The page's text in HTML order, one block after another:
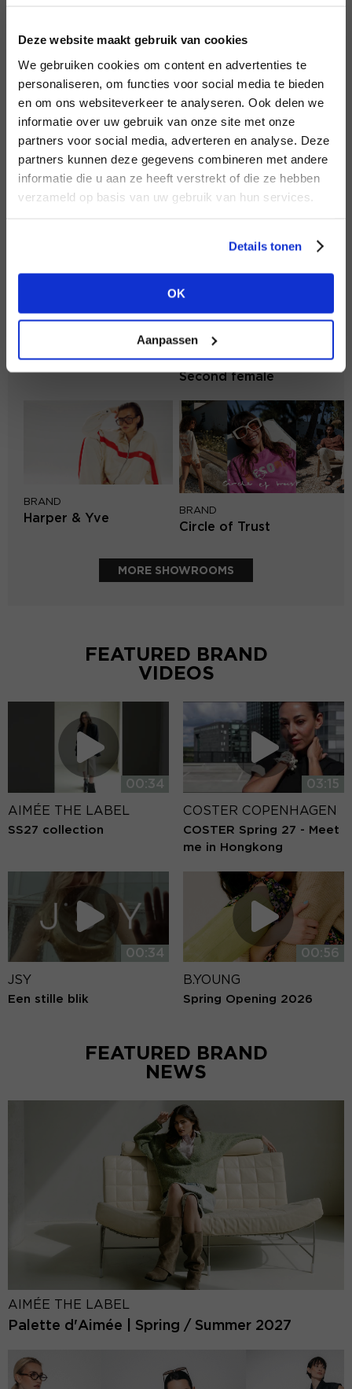
Deze website maakt gebruik van cookies
We gebruiken cookies om content en advertenties te
personaliseren, om functies voor social media te bieden
en om ons websiteverkeer te analyseren. Ook delen we
informatie over uw gebruik van onze site met onze
partners voor social media, adverteren en analyse. Deze
partners kunnen deze gegevens combineren met andere
informatie die u aan ze heeft verstrekt of die ze hebben
verzameld op basis van uw gebruik van hun services.
Details tonen
OK
Aanpassen
LOGIN
Password
LOGIN
NO ACCOUNT YET?
DON’T HAVE AN ACCOUNT
YET?
view the other options.
VIEW ALL OPTIONS
Aaiko
BRAND
Knit-ted
BRAND
BRAND
Second female
BRAND
Harper & Yve
BRAND
Circle of Trust
MORE SHOWROOMS
FEATURED BRAND
VIDEOS
00:34
AIMÉE THE LABEL
SS27 collection
03:15
COSTER COPENHAGEN
COSTER Spring 27 - Meet
me in Hongkong
00:34
JSY
Een stille blik
00:56
B.YOUNG
Spring Opening 2026
FEATURED BRAND
NEWS
AIMÉE THE LABEL
Palette d'Aimée | Spring / Summer 2027